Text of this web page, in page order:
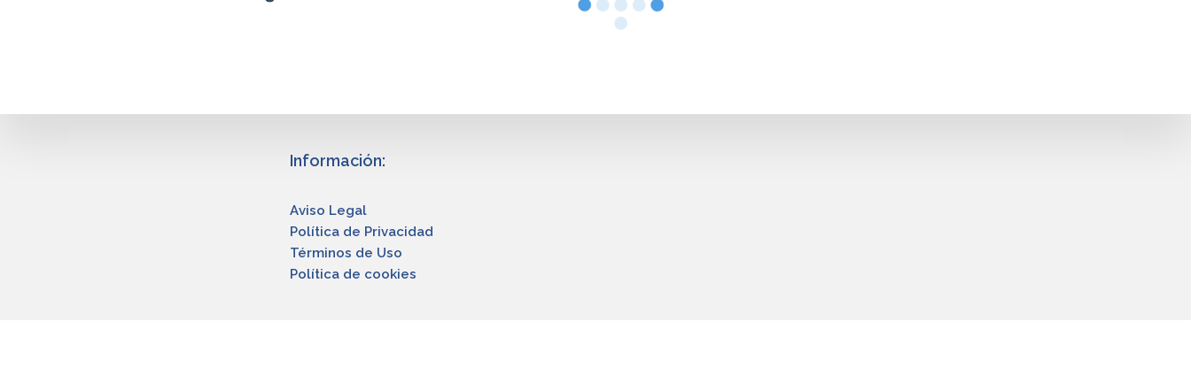
Información:
Aviso Legal
Política de Privacidad
Términos de Uso
Política de cookies